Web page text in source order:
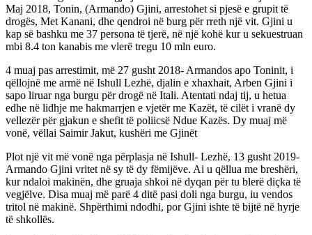
Maj 2018, Tonin, (Armando) Gjini, arrestohet si pjesë e grupit të
drogës, Met Kanani, dhe qendroi në burg për rreth një vit. Gjini u
kap së bashku me 37 persona të tjerë, në një kohë kur u sekuestruan
mbi 8.4 ton kanabis me vlerë tregu 10 mln euro.
4 muaj pas arrestimit, më 27 gusht 2018- Armandos apo Toninit, i
qëllojnë me armë në Ishull Lezhë, djalin e xhaxhait, Arben Gjini i
sapo liruar nga burgu për drogë në Itali. Atentati ndaj tij, u hetua
edhe në lidhje me hakmarrjen e vjetër me Kazët, të cilët i vranë dy
vellezër për gjakun e shefit të poliicsë Ndue Kazës. Dy muaj më
vonë, vëllai Saimir Jakut, kushëri me Gjinët
Plot një vit më vonë nga përplasja në Ishull- Lezhë, 13 gusht 2019-
Armando Gjini vritet në sy të dy fëmijëve. Ai u qëllua me breshëri,
kur ndaloi makinën, dhe gruaja shkoi në dyqan për tu blerë diçka të
vegjëlve. Disa muaj më parë 4 ditë pasi doli nga burgu, iu vendos
tritol në makinë. Shpërthimi ndodhi, por Gjini ishte të bijtë në hyrje
të shkollës.